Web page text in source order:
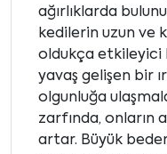
ağırlıklarda
kedilerin uzun ve
oldukça etkileyici
yavaş gelişen bir
olgunluğa
zarfında, onların
artar. Büyük